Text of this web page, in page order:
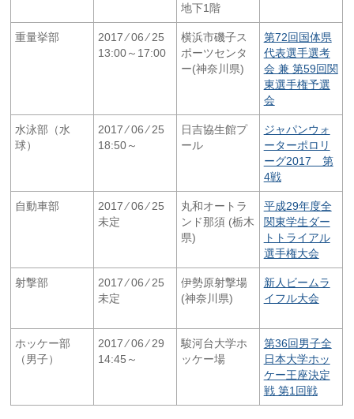
地下1階
重量挙部
2017 ⁄ 06 ⁄ 25
13:00～17:00
横浜市磯子ス
ポーツセンタ
ー(神奈川県)
第72回国体県
代表選手選考
会 兼 第59回関
東選手権予選
会
水泳部（水
球）
2017 ⁄ 06 ⁄ 25
18:50～
日吉協生館プ
ール
ジャパンウォ
ーターポロリ
ーグ2017 第
4戦
自動車部
2017 ⁄ 06 ⁄ 25
未定
丸和オートラ
ンド那須 (栃木
県)
平成29年度全
関東学生ダー
トトライアル
選手権大会
射撃部
2017 ⁄ 06 ⁄ 25
未定
伊勢原射撃場
(神奈川県)
新人ビームラ
イフル大会
ホッケー部
（男子）
2017 ⁄ 06 ⁄ 29
14:45～
駿河台大学ホ
ッケー場
第36回男子全
日本大学ホッ
ケー王座決定
戦 第1回戦